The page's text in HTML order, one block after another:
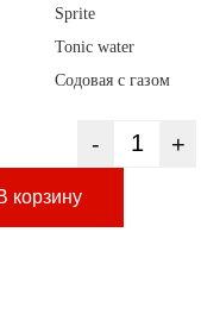
Sprite
Tonic water
Содовая с газом
- +
корзину